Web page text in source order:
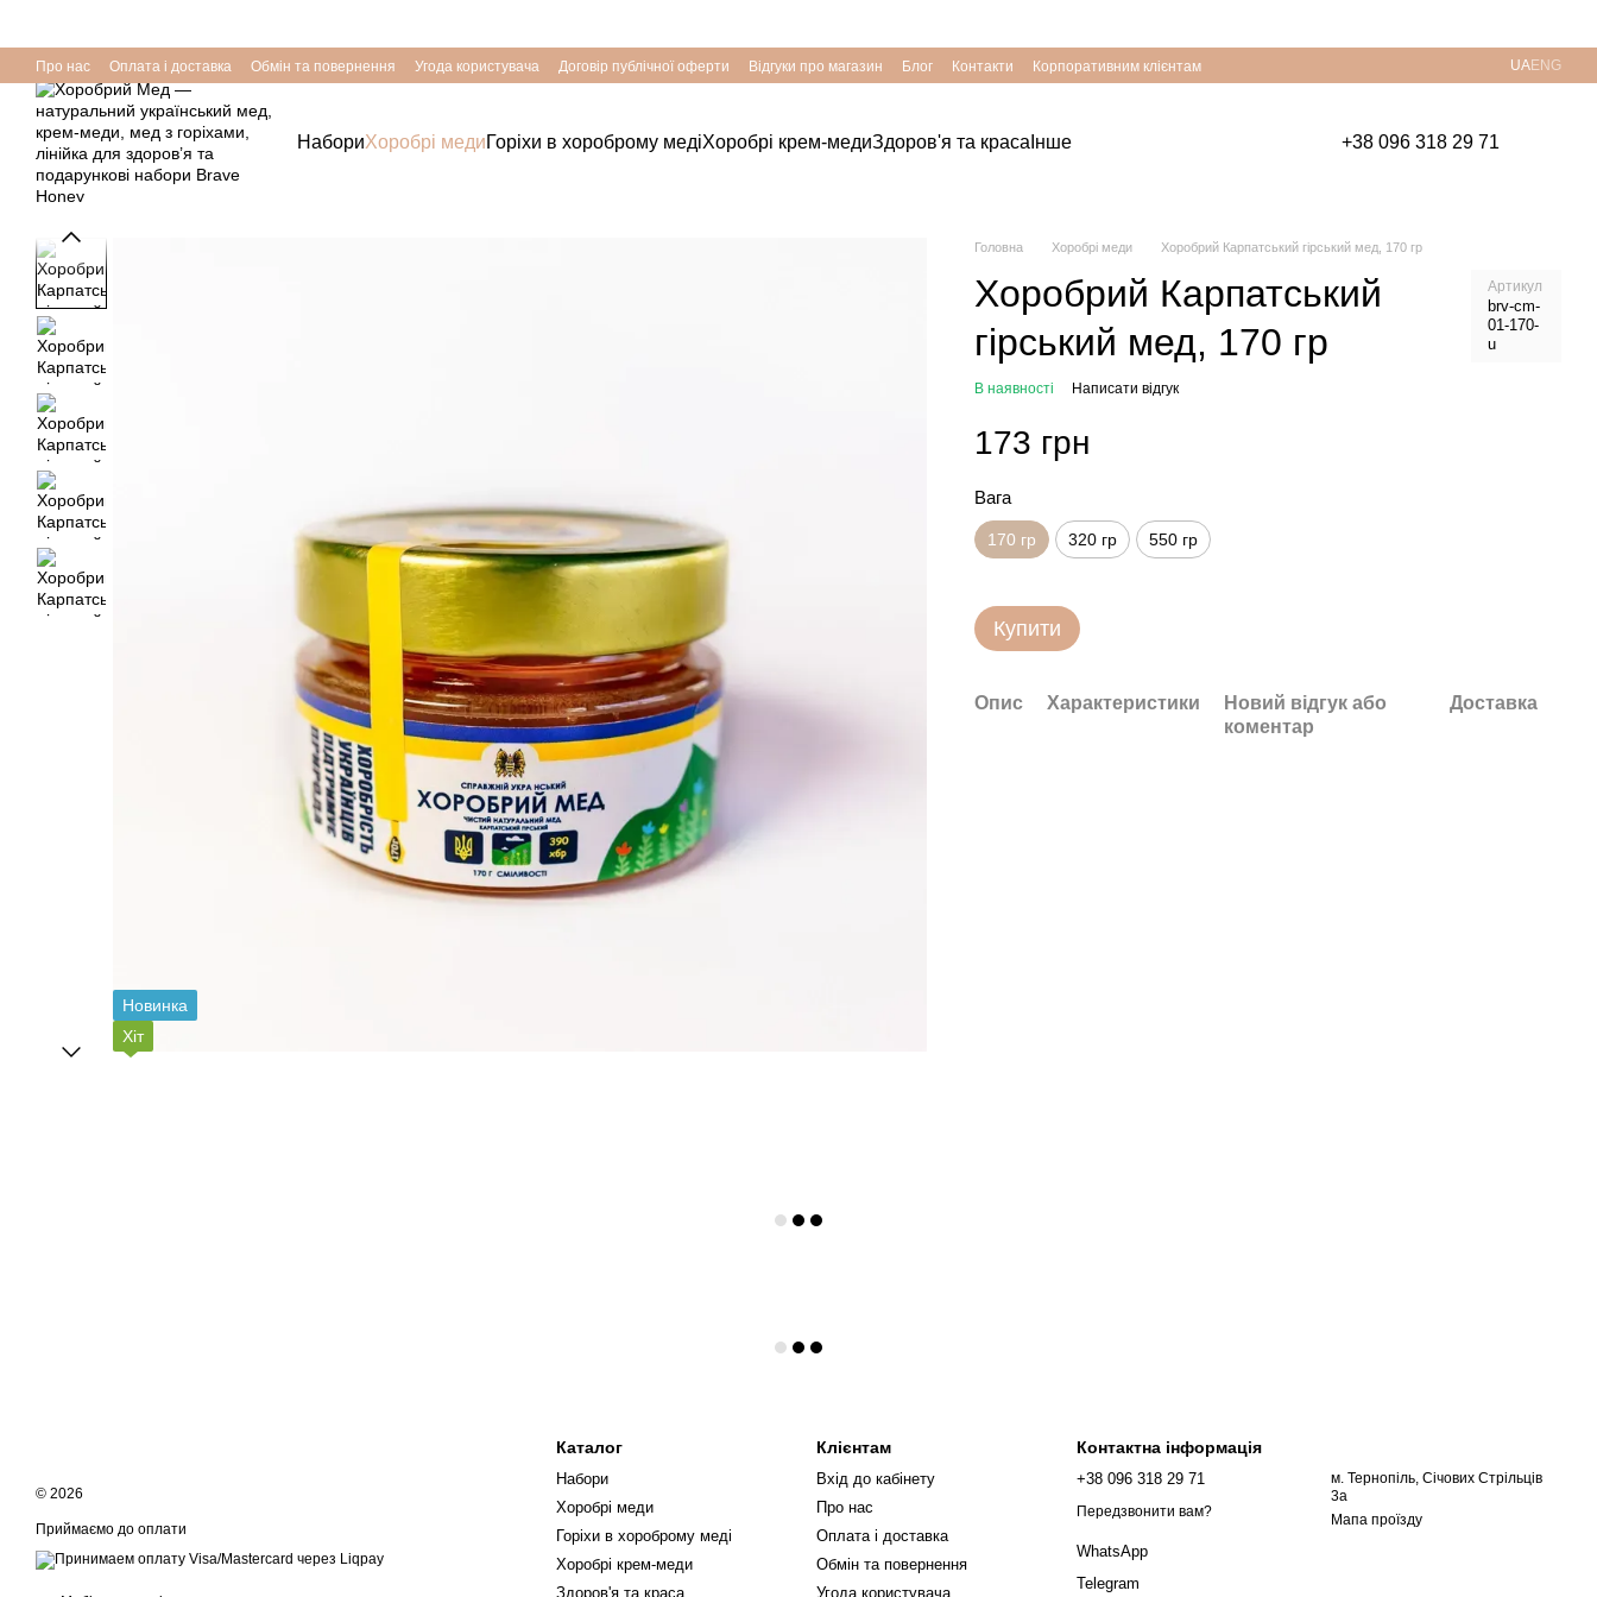
Про нас Оплата і доставка Обмін та повернення Угода користувача Договір публічної оферти Відгуки про магазин Блог Контакти Корпоративним клієнтам UAENG
НабориХоробрі медиГоріхи в хороброму медіХоробрі крем-медиЗдоров'я та краса Інше +38 096 318 29 71
Новинка
Хіт
Головна Хоробрі меди Хоробрий Карпатський гірський мед, 170 гр
Хоробрий Карпатський
гірський мед, 170 гр
Артикул
brv-cm-
01-170-
u
В наявності Написати відгук
173 грн
Вага
170 гр 320 гр 550 гр
Купити
Опис Характеристики
Новий відгук або
коментар
Доставка
© 2026
Приймаємо до оплати
Каталог
Набори
Хоробрі меди
Горіхи в хороброму меді
Хоробрі крем-меди
Здоров'я та краса
Клієнтам
Вхід до кабінету
Про нас
Оплата і доставка
Обмін та повернення
Угода користувача
Контактна інформація
+38 096 318 29 71
Передзвонити вам?
WhatsApp
Telegram
м. Тернопіль, Січових Стрільців
3а
Мапа проїзду